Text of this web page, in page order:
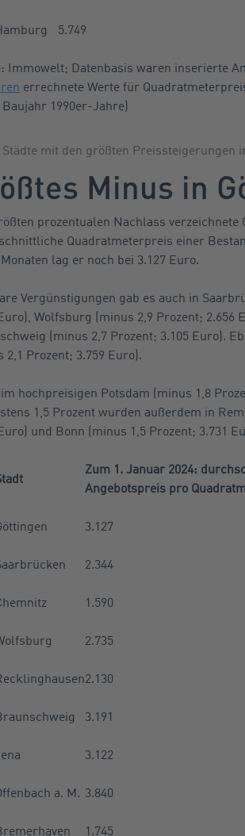
Städte mit den größten Preissteigerungen
Immowelt; Datenbasis waren inserierte
errechnete Werte für
Baujahr 1990er-Jahre)
5.749
Minus in
prozentualen Nachlass
Quadratmeterpreis einer
lag er noch bei 3.127 Euro.
Vergünstigungen gab es auch in
Wolfsburg (minus 2,9 Prozent;
(minus 2,7 Prozent; 3.105 Euro).
2,1 Prozent; 3.759 Euro).
hochpreisigen Potsdam (minus 1,8
1,5 Prozent wurden außerdem in
und Bonn (minus 1,5 Prozent; 3.731
Zum 1. Januar 2024:
Angebotspreis pro
3.127
2.344
1.590
2.735
2.130
3.191
3.122
a. M. 3.840
1.745